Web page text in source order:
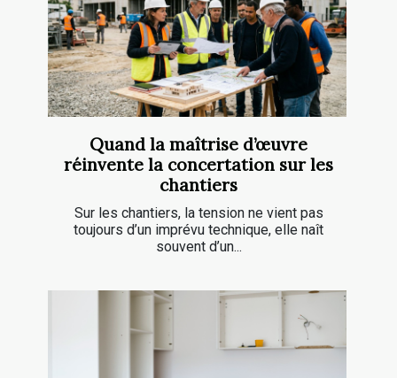
Quand la maîtrise d’œuvre
réinvente la concertation sur les
chantiers
Sur les chantiers, la tension ne vient pas
toujours d’un imprévu technique, elle naît
souvent d’un...